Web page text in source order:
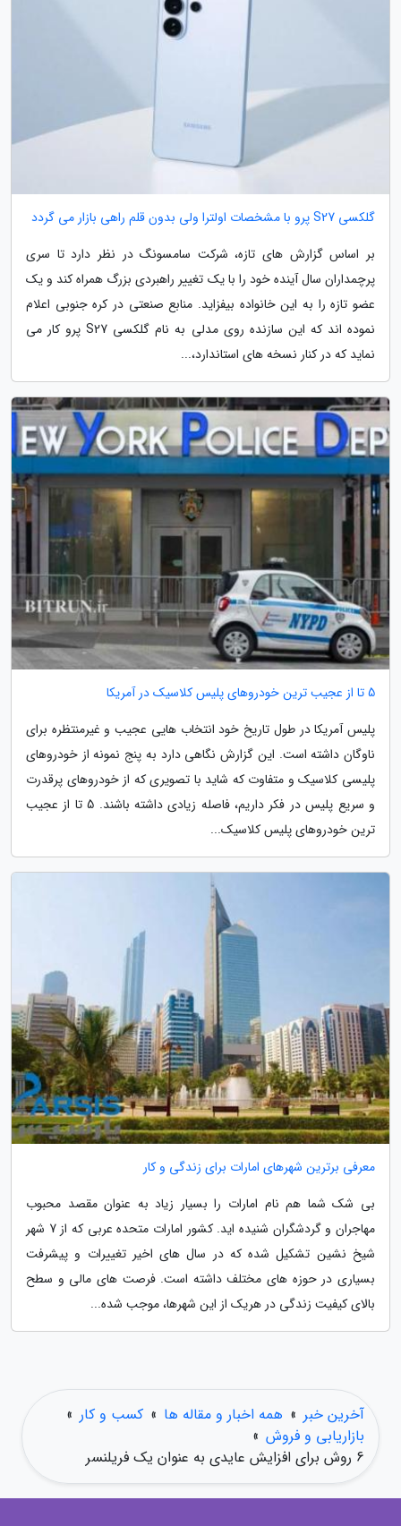
گلکسی S27 پرو با مشخصات اولترا ولی بدون قلم راهی بازار می گردد
بر اساس گزارش های تازه، شرکت سامسونگ در نظر دارد تا سری
پرچمداران سال آینده خود را با یک تغییر راهبردی بزرگ همراه کند و یک
عضو تازه را به این خانواده بیفزاید. منابع صنعتی در کره جنوبی اعلام
نموده اند که این سازنده روی مدلی به نام گلکسی S27 پرو کار می
نماید که در کنار نسخه های استاندارد،...
5 تا از عجیب ترین خودروهای پلیس کلاسیک در آمریکا
پلیس آمریکا در طول تاریخ خود انتخاب هایی عجیب و غیرمنتظره برای
ناوگان داشته است. این گزارش نگاهی دارد به پنج نمونه از خودروهای
پلیسی کلاسیک و متفاوت که شاید با تصویری که از خودروهای پرقدرت
و سریع پلیس در فکر داریم، فاصله زیادی داشته باشند. 5 تا از عجیب
ترین خودروهای پلیس کلاسیک...
معرفی برترین شهرهای امارات برای زندگی و کار
بی شک شما هم نام امارات را بسیار زیاد به عنوان مقصد محبوب
مهاجران و گردشگران شنیده اید. کشور امارات متحده عربی که از 7 شهر
شیخ نشین تشکیل شده که در سال های اخیر تغییرات و پیشرفت
بسیاری در حوزه های مختلف داشته است. فرصت های مالی و سطح
بالای کیفیت زندگی در هریک از این شهرها، موجب شده...
آخرین خبر » همه اخبار و مقاله ها » کسب و کار »
بازاریابی و فروش »
6 روش برای افزایش عایدی به عنوان یک فریلنسر